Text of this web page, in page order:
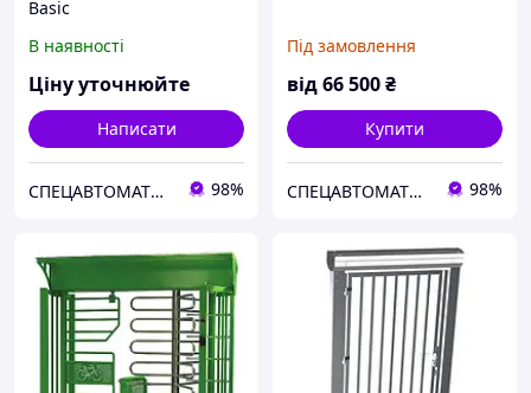
Basic
В наявності
Ціну уточнюйте
Написати
СПЕЦАВТОМАТИКА 98%
Під замовлення
від66 500₴
Купити
СПЕЦАВТОМАТИКА 98%